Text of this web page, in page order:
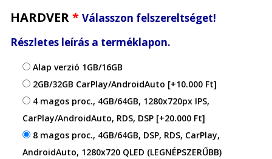
HARDVER* Válasszon felszereltséget!
Részletes leírás a terméklapon.
Alap verzió 1GB/16GB
2GB/32GB CarPlay/AndroidAuto [+10.000 Ft]
4 magos proc., 4GB/64GB, 1280x720px IPS,
CarPlay/AndroidAuto, RDS, DSP [+20.000 Ft]
8 magos proc., 4GB/64GB, DSP, RDS, CarPlay,
AndroidAuto, 1280x720 QLED (LEGNÉPSZERŰBB)